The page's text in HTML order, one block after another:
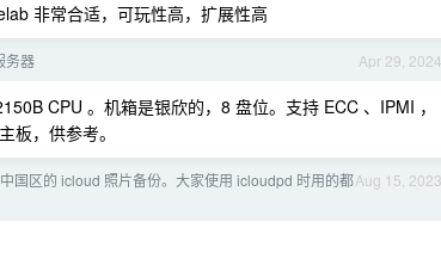
非常合适，可玩性高，扩展性高
Apr 29, 2024
务器
CPU 。机箱是银欣的，8 盘位。支持 ECC 、IPMI ，
板，供参考。
Aug 15, 2023
国区的 icloud 照片备份。大家使用 icloudpd 时用的都